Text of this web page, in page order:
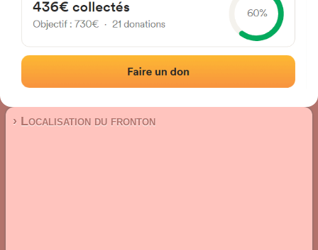
Fronton place libre
Localisation|Photos|Commentaires et avis
› Localisation du fronton